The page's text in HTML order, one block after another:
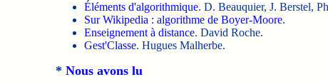
Éléments d'algorithmique. D. Beauquier, J. Berstel,
Sur Wikipedia : algorithme de Boyer-Moore.
Enseignement à distance. David Roche.
Gest'Classe. Hugues Malherbe.
* Nous avons lu